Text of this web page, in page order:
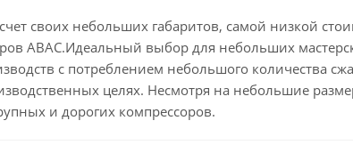
своих небольших габаритов, самой низкой
АВАС.Идеальный выбор для небольших
с потреблением небольшого количества
целях. Несмотря на небольшие
и дорогих компрессоров.